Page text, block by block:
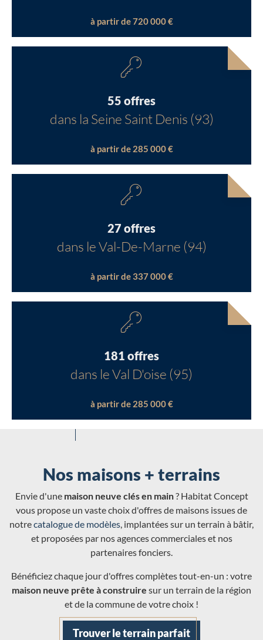
à partir de 720 000 €
55 offres
dans la Seine Saint Denis (93)
à partir de 285 000 €
27 offres
dans le Val-De-Marne (94)
à partir de 337 000 €
181 offres
dans le Val D'oise (95)
à partir de 285 000 €
Nos maisons + terrains
Envie d'une maison neuve clés en main? Habitat Concept
vous propose un vaste choix d'offres de maisons issues de
notrecatalogue de modèles, implantées sur un terrain à bâtir,
et proposées par nos agences commerciales et nos
partenaires fonciers.
Bénéficiez chaque jour d'offres complètes tout-en-un : votre
maison neuve prête à construire sur un terrain de la région
et de la commune de votre choix !
Trouver le terrain parfait